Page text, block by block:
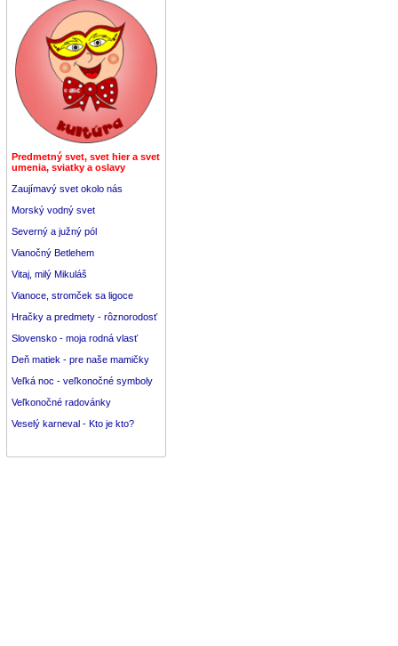
Predmetný svet, svet hier a svet
umenia, sviatky a oslavy
Zaujímavý svet okolo nás
Morský vodný svet
Severný a južný pól
Vianočný Betlehem
Vitaj, milý Mikuláš
Vianoce, stromček sa ligoce
Hračky a predmety - rôznorodosť
Slovensko - moja rodná vlasť
Deň matiek - pre naše mamičky
Veľká noc - veľkonočné symboly
Veľkonočné radovánky
Veselý karneval - Kto je kto?